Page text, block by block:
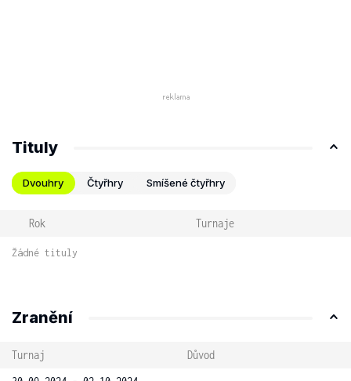
Tituly
Dvouhry Čtyřhry Smíšené čtyřhry
Rok Turnaje
Žádné tituly
Zranění
Turnaj
Důvod